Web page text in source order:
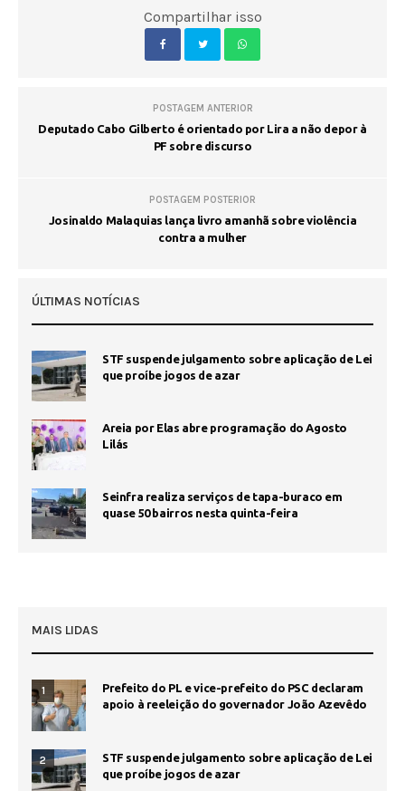
Compartilhar isso
POSTAGEM ANTERIOR
Deputado Cabo Gilberto é orientado por Lira a não depor à
PF sobre discurso
POSTAGEM POSTERIOR
Josinaldo Malaquias lança livro amanhã sobre violência
contra a mulher
ÚLTIMAS NOTÍCIAS
STF suspende julgamento sobre aplicação de Lei
que proíbe jogos de azar
Areia por Elas abre programação do Agosto
Lilás
Seinfra realiza serviços de tapa-buraco em
quase 50 bairros nesta quinta-feira
MAIS LIDAS
1
Prefeito do PL e vice-prefeito do PSC declaram
apoio à reeleição do governador João Azevêdo
2
STF suspende julgamento sobre aplicação de Lei
que proíbe jogos de azar